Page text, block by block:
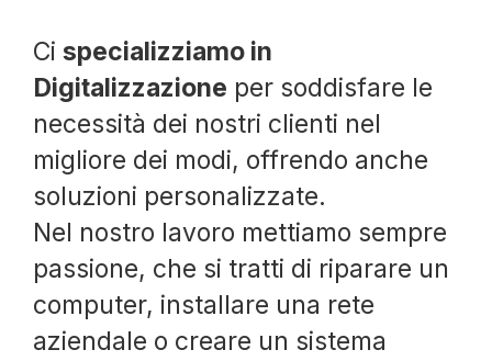
Ci specializziamo in
Digitalizzazione per soddisfare le
necessità dei nostri clienti nel
migliore dei modi, offrendo anche
soluzioni personalizzate.
Nel nostro lavoro mettiamo sempre
passione, che si tratti di riparare un
computer, installare una rete
aziendale o creare un sistema